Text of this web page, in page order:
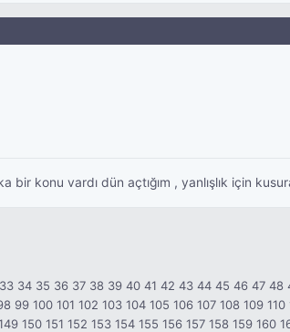
konu vardı dün açtığım , yanlışlık için
33 34 35 36 37 38 39 40 41 42 43 44 45 46 47 48
99 100 101 102 103 104 105 106 107 108 109 110
150 151 152 153 154 155 156 157 158 159 160